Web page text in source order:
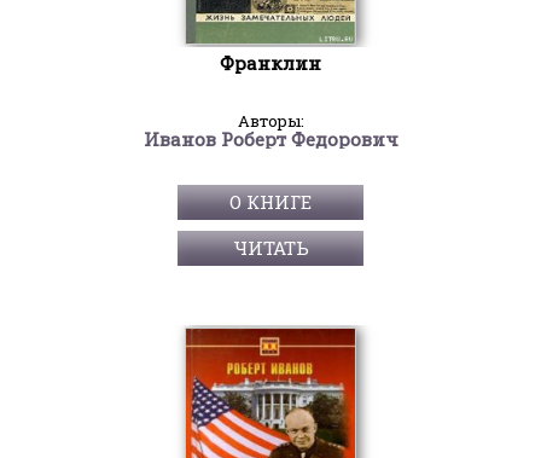
Франклин
Авторы:
Иванов Роберт Федорович
О КНИГЕ
ЧИТАТЬ